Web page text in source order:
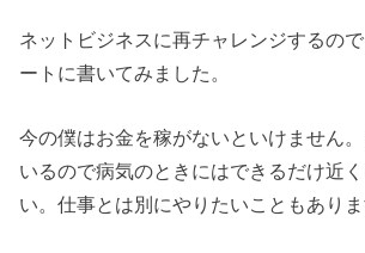
ネットビジネスに再チャレンジするの
ートに書いてみました。
今の僕はお金を稼がないといけません
いるので病気のときにはできるだけ近
い。仕事とは別にやりたいこともありま